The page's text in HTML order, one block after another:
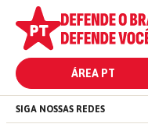
ÁREA PT
SIGA NOSSAS REDES